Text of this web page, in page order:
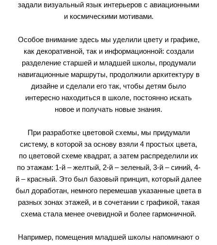
задали визуальный язык интерьеров с авиационными
и космическими мотивами.
Особое внимание здесь мы уделили цвету и графике,
как декоративной, так и информационной: создали
разделение старшей и младшей школы, продумали
навигационные маршруты, продолжили архитектуру в
дизайне и сделали его так, чтобы детям было
интересно находиться в школе, постоянно искать
новое и получать новые знания.
При разработке цветовой схемы, мы придумали
систему, в которой за основу взяли 4 простых цвета,
по цветовой схеме квадрат, а затем распределили их
по этажам: 1-й – желтый, 2-й – зеленый, 3-й – синий, 4-
й – красный. Это был базовый принцип, который далее
был доработан, немного перемешав указанные цвета в
разных зонах этажей, и в сочетании с графикой, такая
схема стала менее очевидной и более гармоничной.
Например, помещения младшей школы напоминают о